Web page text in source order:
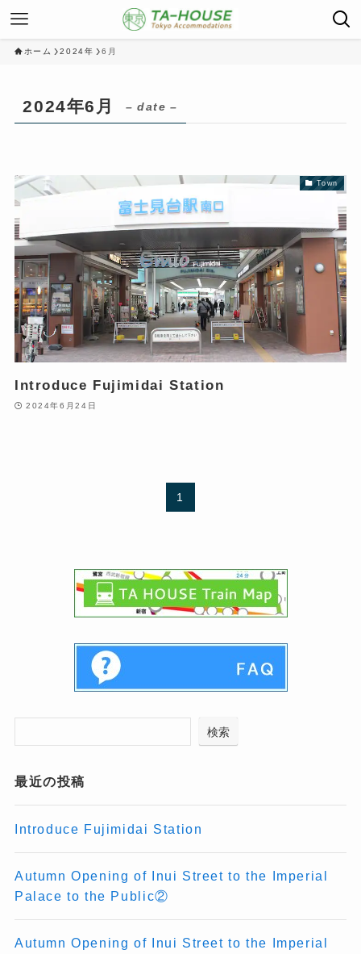
ホーム 2024年 6月
2024年6月 – date –
Town
Introduce Fujimidai Station
2024年6月24日
1
検索
最近の投稿
Introduce Fujimidai Station
Autumn Opening of Inui Street to the Imperial
Palace to the Public②
Autumn Opening of Inui Street to the Imperial